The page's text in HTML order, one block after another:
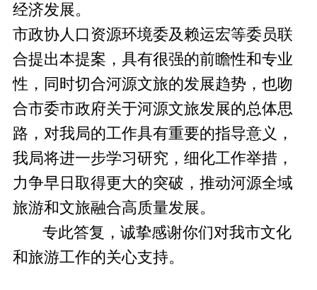
经济发展。
市政协人口资源环境委及赖运宏等委员联
合提出本提案，具有很强的前瞻性和专业
性，同时切合河源文旅的发展趋势，也吻
合市委市政府关于河源文旅发展的总体思
路，对我局的工作具有重要的指导意义，
我局将进一步学习研究，细化工作举措，
力争早日取得更大的突破，推动河源全域
旅游和文旅融合高质量发展。
专此答复，诚挚感谢你们对我市文化
和旅游工作的关心支持。